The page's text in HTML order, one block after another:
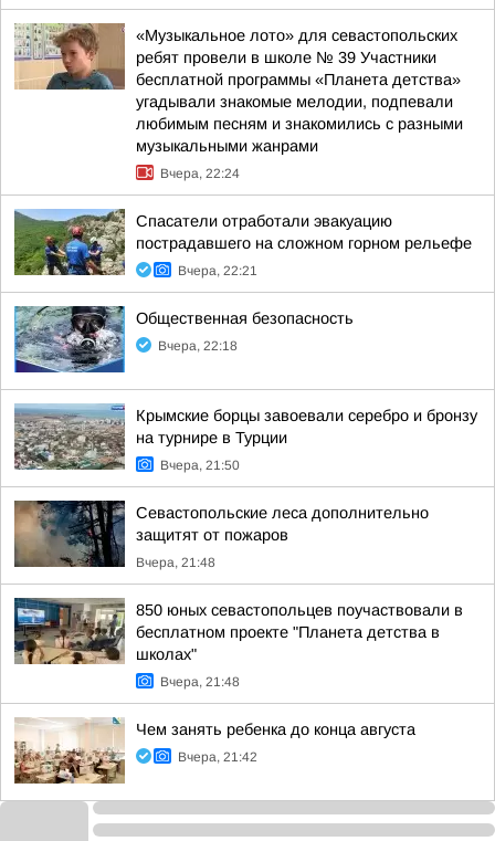
«Музыкальное лото» для севастопольских
ребят провели в школе № 39 Участники
бесплатной программы «Планета детства»
угадывали знакомые мелодии, подпевали
любимым песням и знакомились с разными
музыкальными жанрами
Вчера, 22:24
Спасатели отработали эвакуацию
пострадавшего на сложном горном рельефе
Вчера, 22:21
Общественная безопасность
Вчера, 22:18
Крымские борцы завоевали серебро и бронзу
на турнире в Турции
Вчера, 21:50
Севастопольские леса дополнительно
защитят от пожаров
Вчера, 21:48
850 юных севастопольцев поучаствовали в
бесплатном проекте "Планета детства в
школах"
Вчера, 21:48
Чем занять ребенка до конца августа
Вчера, 21:42